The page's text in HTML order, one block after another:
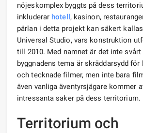
nöjeskomplex byggts på dess
inkluderar hotell, kasinon,
pärlan i detta projekt kan säkert
Universal Studio, vars konstruktion
till 2010. Med namnet är det inte
byggnadens tema är skräddarsydd för
och tecknade filmer, men inte bara
även vanliga äventyrsjägare kommer
intressanta saker på dess territorium.
Territorium och